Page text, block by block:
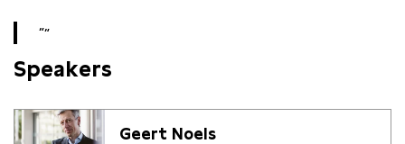
Speakers
Geert Noels